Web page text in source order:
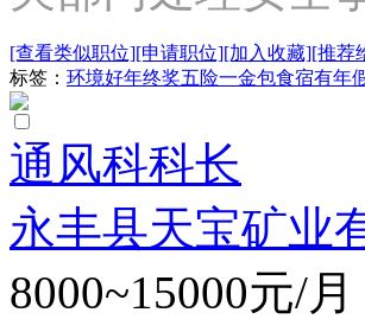
[查看类似职位][申请职位][加入收藏][推荐
标签： 环境好年终奖五险一金包食宿有年
通风科科长
永丰县天宝矿业
8000~15000元/月